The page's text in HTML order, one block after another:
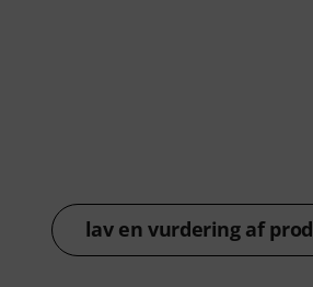
lav en vurdering af